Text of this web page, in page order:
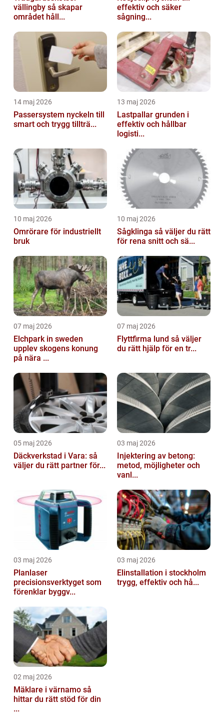
vällingby så skapar
området håll...
effektiv och säker
sågning...
14 maj 2026
Passersystem nyckeln till
smart och trygg tillträ...
13 maj 2026
Lastpallar grunden i
effektiv och hållbar
logisti...
10 maj 2026
Omrörare för industriellt
bruk
10 maj 2026
Sågklinga så väljer du rätt
för rena snitt och sä...
07 maj 2026
Elchpark in sweden
upplev skogens konung
på nära ...
07 maj 2026
Flyttfirma lund så väljer
du rätt hjälp för en tr...
05 maj 2026
Däckverkstad i Vara: så
väljer du rätt partner för...
03 maj 2026
Injektering av betong:
metod, möjligheter och
vanl...
03 maj 2026
Planlaser
precisionsverktyget som
förenklar byggv...
03 maj 2026
Elinstallation i stockholm
trygg, effektiv och hå...
02 maj 2026
Mäklare i värnamo så
hittar du rätt stöd för din
...